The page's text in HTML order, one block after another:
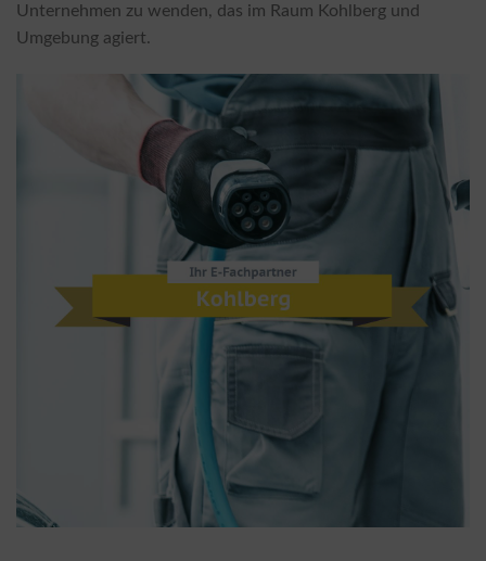
Unternehmen zu wenden, das im Raum Kohlberg und
Umgebung agiert.